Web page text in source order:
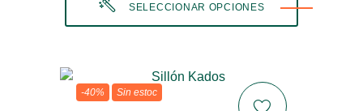
SELECCIONAR OPCIONES
-40% Sin estoc